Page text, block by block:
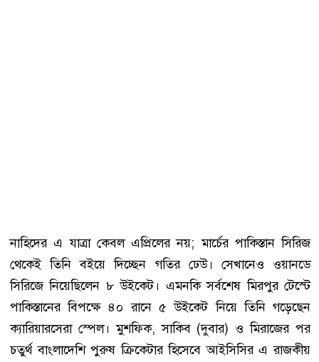
নাহিদের এ যাত্রা কেবল এপ্রিলের নয়; মার্চের পাকিস্তান সিরিজ
থেকেই তিনি বইয়ে দিচ্ছেন গতির ঢেউ। সেখানেও ওয়ানডে
সিরিজে নিয়েছিলেন ৮ উইকেট। এমনকি সর্বশেষ মিরপুর টেস্টে
পাকিস্তানের বিপক্ষে ৪০ রানে ৫ উইকেট নিয়ে তিনি গড়েছেন
ক্যারিয়ারসেরা স্পেল। মুশফিক, সাকিব (দুবার) ও মিরাজের পর
চতুর্থ বাংলাদেশি পুরুষ ক্রিকেটার হিসেবে আইসিসির এ রাজকীয়